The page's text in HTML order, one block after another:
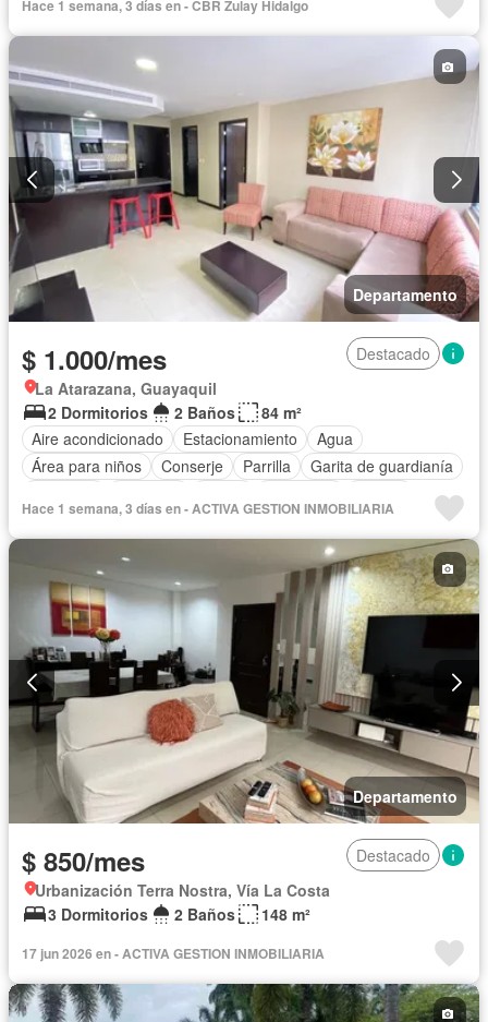
Hace 1 semana, 3 días en - CBR Zulay Hidalgo
Departamento
$ 1.000/mes
Destacado
La Atarazana, Guayaquil
2 Dormitorios
2 Baños
84 m²
Aire acondicionado
Estacionamiento
Agua
Área para niños
Conserje Parrilla
Garita de guardianía
Cancha de tenis
Completamente amoblado
Hace 1 semana, 3 días en - ACTIVA GESTION INMOBILIARIA
Departamento
$ 850/mes
Destacado
Urbanización Terra Nostra, Vía La Costa
3 Dormitorios
2 Baños 148 m²
17 jun 2026 en - ACTIVA GESTION INMOBILIARIA